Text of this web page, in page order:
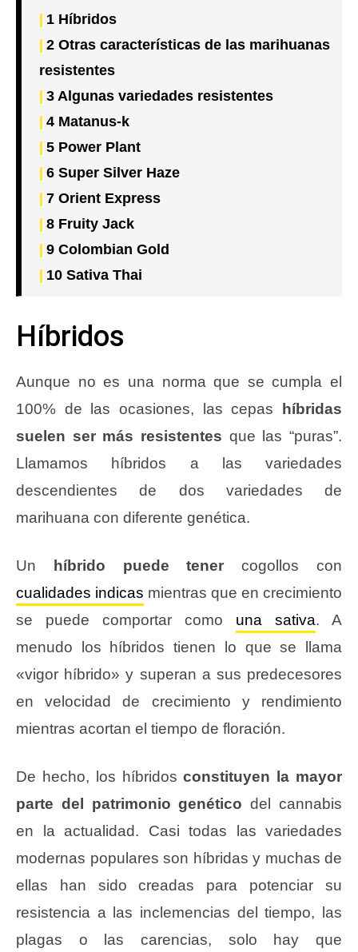
1Híbridos
2Otras características de las marihuanas
resistentes
3Algunas variedades resistentes
4Matanus-k
5Power Plant
6Super Silver Haze
7Orient Express
8Fruity Jack
9Colombian Gold
10Sativa Thai
Híbridos
Aunque no es una norma que se cumpla el
100% de las ocasiones, las cepas híbridas
suelen ser más resistentes que las “puras”.
Llamamos híbridos a las variedades
descendientes de dos variedades de
marihuana con diferente genética.
Un híbrido puede tener cogollos con
cualidades indicas mientras que en crecimiento
se puede comportar como una sativa. A
menudo los híbridos tienen lo que se llama
«vigor híbrido» y superan a sus predecesores
en velocidad de crecimiento y rendimiento
mientras acortan el tiempo de floración.
De hecho, los híbridos constituyen la mayor
parte del patrimonio genético del cannabis
en la actualidad. Casi todas las variedades
modernas populares son híbridas y muchas de
ellas han sido creadas para potenciar su
resistencia a las inclemencias del tiempo, las
plagas o las carencias, solo hay que